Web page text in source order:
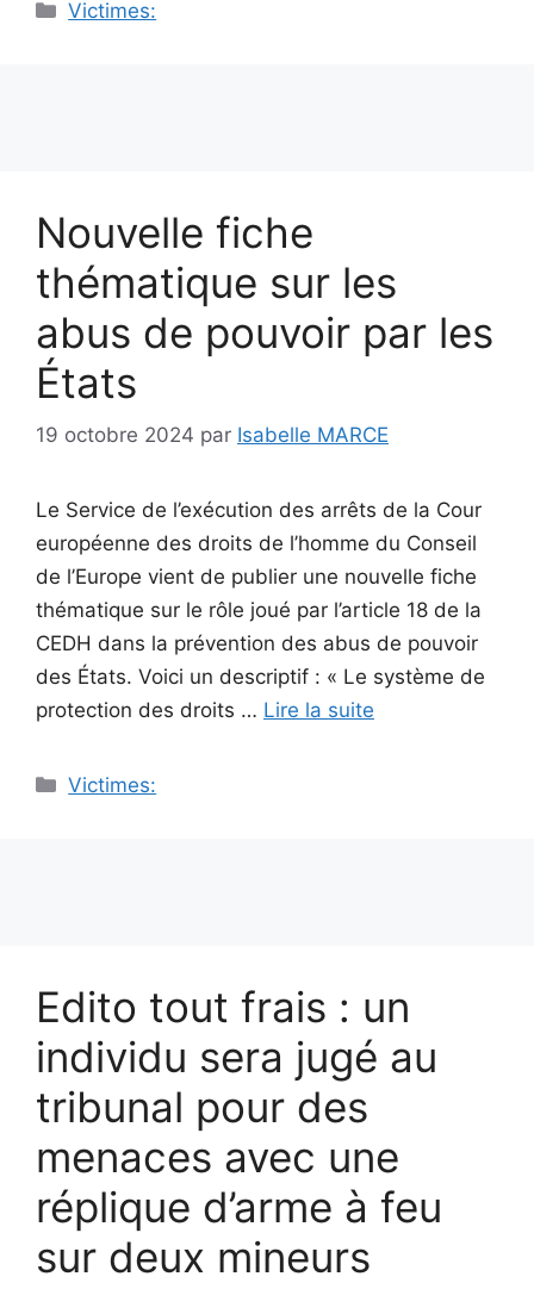
Catégories
Victimes:
Nouvelle fiche
thématique sur les
abus de pouvoir par les
États
19 octobre 2024 par Isabelle MARCE
Le Service de l’exécution des arrêts de la Cour
européenne des droits de l’homme du Conseil
de l’Europe vient de publier une nouvelle fiche
thématique sur le rôle joué par l’article 18 de la
CEDH dans la prévention des abus de pouvoir
des États. Voici un descriptif : « Le système de
protection des droits … Lire la suite
Catégories
Victimes:
Edito tout frais : un
individu sera jugé au
tribunal pour des
menaces avec une
réplique d’arme à feu
sur deux mineurs